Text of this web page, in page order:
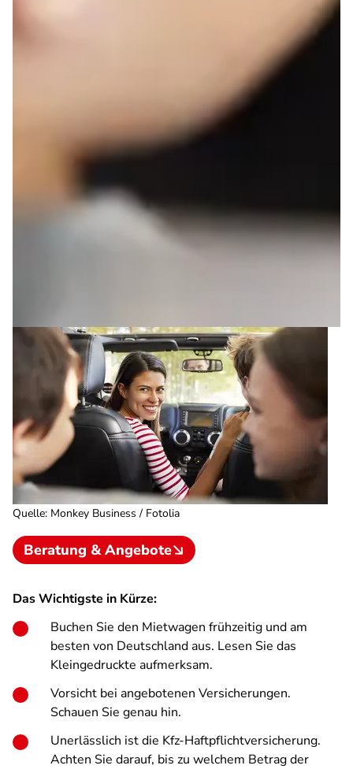
Quelle: Monkey Business / Fotolia
Beratung & Angebote
Das Wichtigste in Kürze:
Buchen Sie den Mietwagen frühzeitig und am
besten von Deutschland aus. Lesen Sie das
Kleingedruckte aufmerksam.
Vorsicht bei angebotenen Versicherungen.
Schauen Sie genau hin.
Unerlässlich ist die Kfz-Haftpflichtversicherung.
Achten Sie darauf, bis zu welchem Betrag der